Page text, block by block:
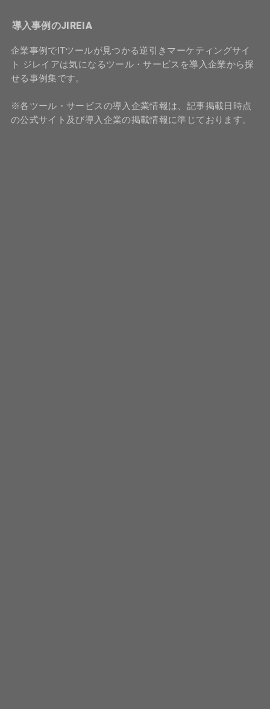
導入事例のJIREIA
企業事例でITツールが見つかる逆引きマーケティングサイ
ト ジレイアは気になるツール・サービスを導入企業から探
せる事例集です。
※各ツール・サービスの導入企業情報は、記事掲載日時点
の公式サイト及び導入企業の掲載情報に準じております。